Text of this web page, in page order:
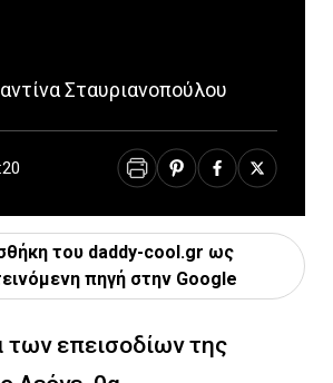
Σταυριανοπούλου
του daddy-cool.gr ως
πηγή στην Google
των επεισοδίων της